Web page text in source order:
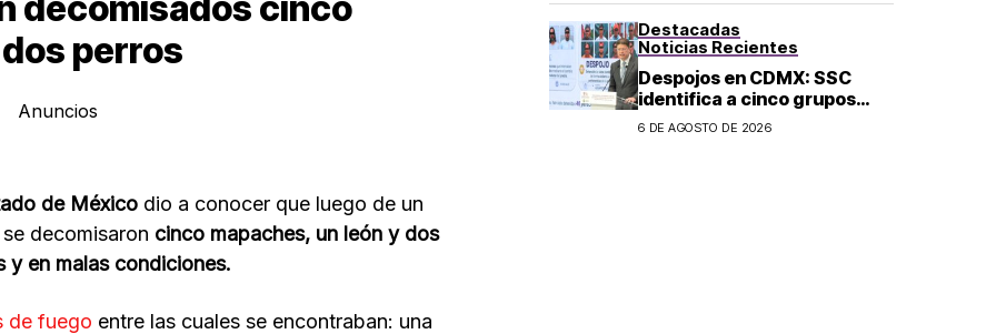
perros
Anuncios
de México dio a conocer que luego de un
decomisaron cinco mapaches, un león y dos
y en malas condiciones.
de fuego entre las cuales se encontraban: una
Destacadas
Noticias Recientes
Despojos en CDMX: SSC
identifica a cinco grupos
criminales vinculados a este
6 DE AGOSTO DE 2026